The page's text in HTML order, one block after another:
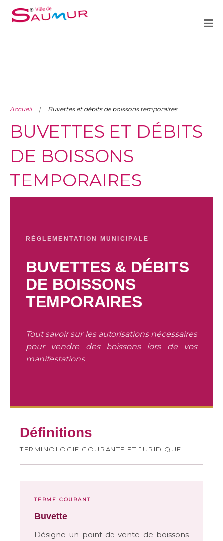
Accueil Buvettes et débits de boissons temporaires
BUVETTES ET DÉBITS
DE BOISSONS
TEMPORAIRES
RÉGLEMENTATION MUNICIPALE
BUVETTES & DÉBITS
DE BOISSONS
TEMPORAIRES
Tout savoir sur les autorisations nécessaires
pour vendre des boissons lors de vos
manifestations.
Définitions
TERMINOLOGIE COURANTE ET JURIDIQUE
TERME COURANT
Buvette
Désigne un point de vente de boissons